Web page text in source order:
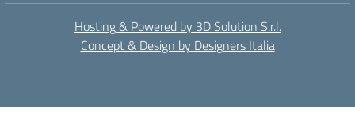
Hosting & Powered by 3D Solution S.r.l.
Concept & Design by Designers Italia